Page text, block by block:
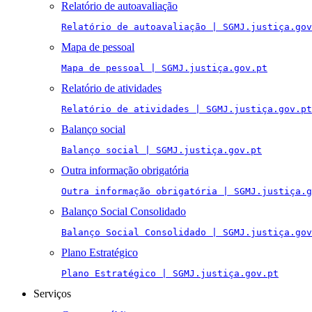
Relatório de autoavaliação
Relatório de autoavaliação |
Mapa de pessoal
Mapa de pessoal | SGMJ.justiça.gov.pt
Relatório de atividades
Relatório de atividades | SGMJ.justiça.gov.pt
Balanço social
Balanço social | SGMJ.justiça.gov.pt
Outra informação obrigatória
Outra informação obrigatória |
Balanço Social Consolidado
Balanço Social Consolidado |
Plano Estratégico
Plano Estratégico | SGMJ.justiça.gov.pt
Serviços